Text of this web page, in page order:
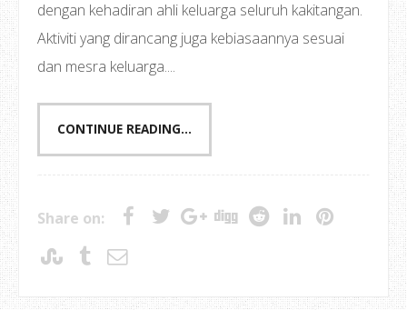
dengan kehadiran ahli keluarga seluruh kakitangan.
Aktiviti yang dirancang juga kebiasaannya sesuai
dan mesra keluarga....
CONTINUE READING...
Share on: